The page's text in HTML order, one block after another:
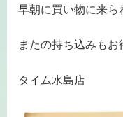
早朝に買い物に来ら
またの持ち込みもお
タイム水島店